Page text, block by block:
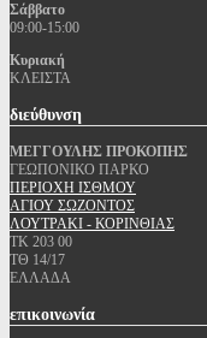
Σάββατο
09:00-15:00
Κυριακή
ΚΛΕΙΣΤΑ
διεύθυνση
ΜΕΓΓΟΥΛΗΣ ΠΡΟΚΟΠΗΣ
ΓΕΩΠΟΝΙΚΟ ΠΑΡΚΟ
ΠΕΡΙΟΧΗ ΙΣΘΜΟΥ
ΑΓΙΟΥ ΣΩΖΟΝΤΟΣ
ΛΟΥΤΡΑΚΙ - ΚΟΡΙΝΘΙΑΣ
ΤΚ 203 00
ΤΘ 14/17
ΕΛΛΑΔΑ
επικοινωνία